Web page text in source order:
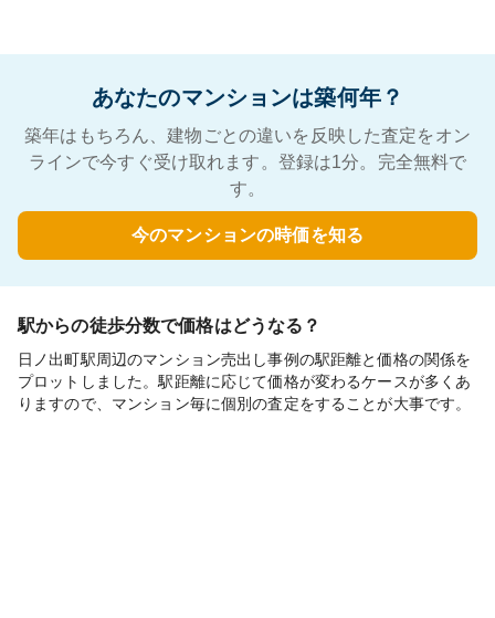
あなたのマンションは築何年？
築年はもちろん、建物ごとの違いを反映した査定をオン
ラインで今すぐ受け取れます。登録は1分。完全無料で
す。
今のマンションの時価を知る
駅からの徒歩分数で価格はどうなる？
日ノ出町駅周辺のマンション売出し事例の駅距離と価格の関係を
プロットしました。駅距離に応じて価格が変わるケースが多くあ
りますので、マンション毎に個別の査定をすることが大事です。